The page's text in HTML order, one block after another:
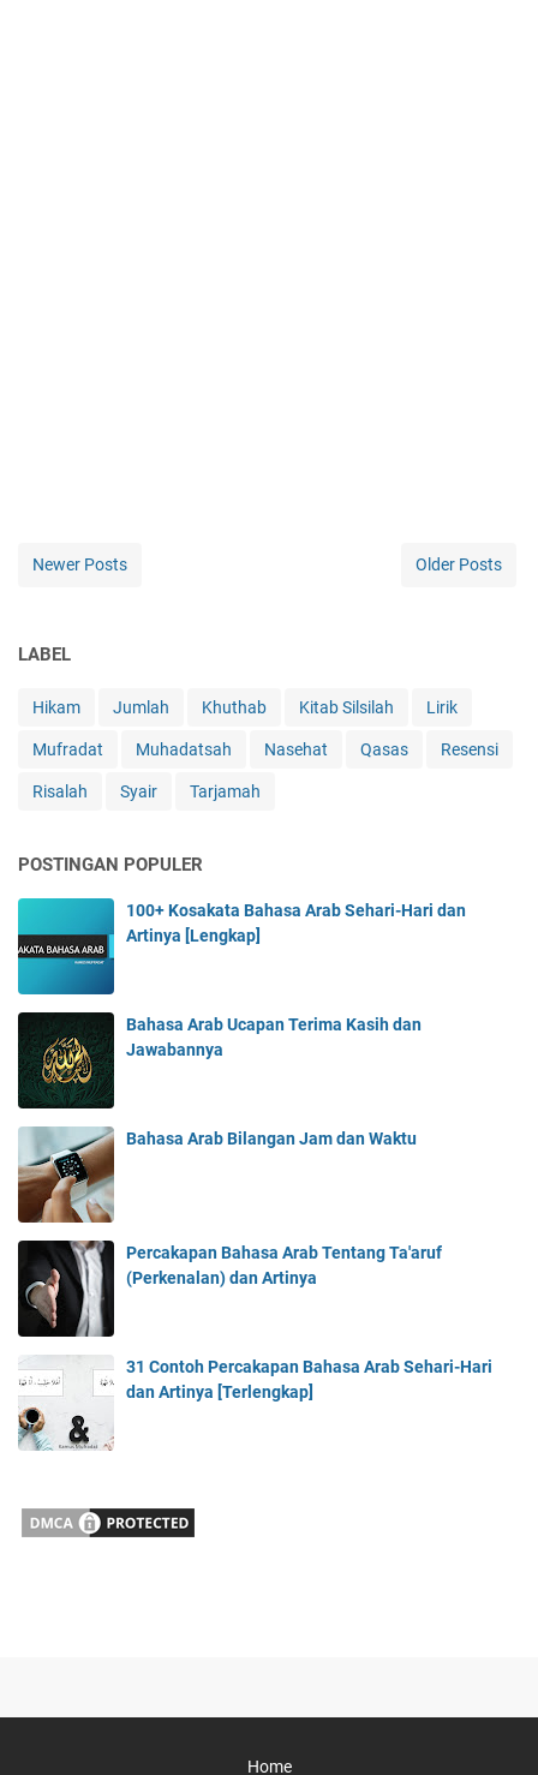
Newer Posts Older Posts
LABEL
Hikam Jumlah Khuthab Kitab Silsilah Lirik
Mufradat Muhadatsah Nasehat Qasas Resensi
Risalah Syair Tarjamah
POSTINGAN POPULER
100+ Kosakata Bahasa Arab Sehari-Hari dan
Artinya [Lengkap]
Bahasa Arab Ucapan Terima Kasih dan
Jawabannya
Bahasa Arab Bilangan Jam dan Waktu
Percakapan Bahasa Arab Tentang Ta'aruf
(Perkenalan) dan Artinya
31 Contoh Percakapan Bahasa Arab Sehari-Hari
dan Artinya [Terlengkap]
Home